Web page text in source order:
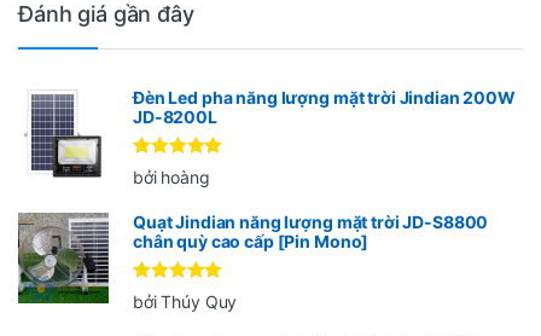
Đánh giá gần đây
Đèn Led pha năng lượng mặt trời Jindian 200W
JD-8200L
Được xếp
hạng55
bởi hoàng
Quạt Jindian năng lượng mặt trời JD-S8800
chân quỳ cao cấp [Pin Mono]
Được xếp
hạng 5 5
bởi Thúy Quy